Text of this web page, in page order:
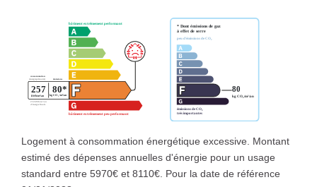
Logement à consommation énergétique excessive. Montant
estimé des dépenses annuelles d'énergie pour un usage
standard entre 5970€ et 8110€. Pour la date de référence